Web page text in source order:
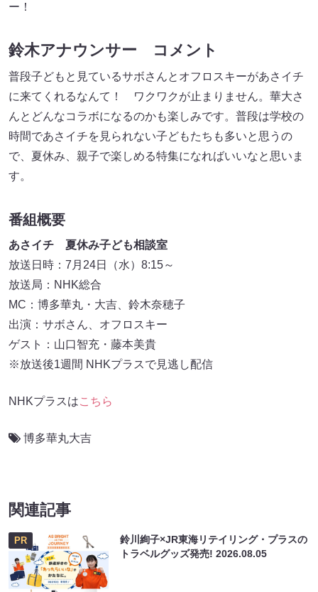
ー！
鈴木アナウンサー コメント
普段子どもと見ているサボさんとオフロスキーがあさイチ
に来てくれるなんて！ ワクワクが止まりません。華大さ
んとどんなコラボになるのかも楽しみです。普段は学校の
時間であさイチを見られない子どもたちも多いと思うの
で、夏休み、親子で楽しめる特集になればいいなと思いま
す。
番組概要
あさイチ 夏休み子ども相談室
放送日時：7月24日（水）8:15～
放送局：NHK総合
MC：博多華丸・大吉、鈴木奈穂子
出演：サボさん、オフロスキー
ゲスト：山口智充・藤本美貴
※放送後1週間 NHKプラスで見逃し配信
NHKプラスはこちら
博多華丸大吉
関連記事
PR
鈴川絢子×JR東海リテイリング・プラスの
トラベルグッズ発売!2026.08.05